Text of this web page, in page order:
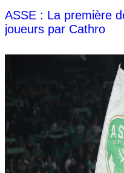
ASSE : La première
joueurs par Cathro